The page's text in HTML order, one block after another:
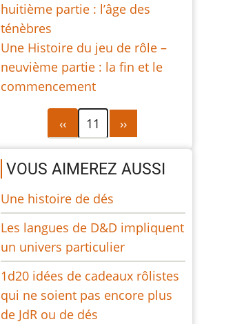
huitième partie : l’âge des
ténèbres
Une Histoire du jeu de rôle –
neuvième partie : la fin et le
commencement
Pagination
Page
précédente
‹‹ 11
Page
suivante
››
VOUS AIMEREZ AUSSI
Une histoire de dés
Les langues de D&D impliquent
un univers particulier
1d20 idées de cadeaux rôlistes
qui ne soient pas encore plus
de JdR ou de dés